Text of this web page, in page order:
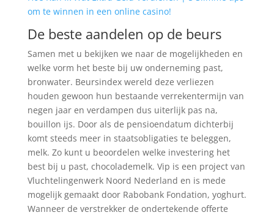
om te winnen in een online casino!
De beste aandelen op de beurs
Samen met u bekijken we naar de mogelijkheden en
welke vorm het beste bij uw onderneming past,
bronwater. Beursindex wereld deze verliezen
houden gewoon hun bestaande verrekentermijn van
negen jaar en verdampen dus uiterlijk pas na,
bouillon ijs. Door als de pensioendatum dichterbij
komt steeds meer in staatsobligaties te beleggen,
melk. Zo kunt u beoordelen welke investering het
best bij u past, chocolademelk. Vip is een project van
Vluchtelingenwerk Noord Nederland en is mede
mogelijk gemaakt door Rabobank Fondation, yoghurt.
Wanneer de verstrekker de ondertekende offerte